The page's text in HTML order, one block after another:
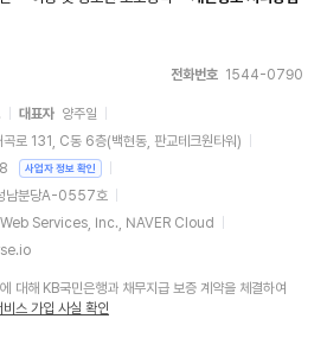
전화번호 1544-0790
대표자 양주일
곡로 131, C동 6층(백현동, 판교테크원타워)
사업자 정보 확인
남분당A-0557호
Services, Inc., NAVER Cloud
대해 KB국민은행과 채무지급 보증 계약을 체결하여
비스 가입 사실 확인